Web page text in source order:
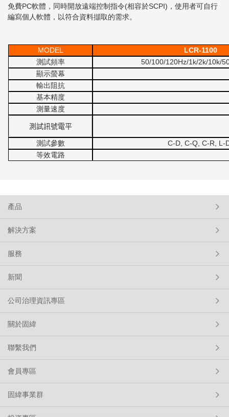
免費PC軟體，同時開放遠端控制指令(相容於SCPI)，使用者可自行
編寫個人軟體，以符合資料擷取的需求。
MODEL
LCR-1100
測試頻率
50/100/120Hz/1k/2k/10k/
顯示螢幕
輸出阻抗
基本精度
測量速度
測試訊號電平
測試參數
C-D, C-Q, C-R, L-
等效電路
產品
解決方案
服務
新聞
公司治理資訊專區
關於固緯
聯繫我們
會員專區
固緯事業群